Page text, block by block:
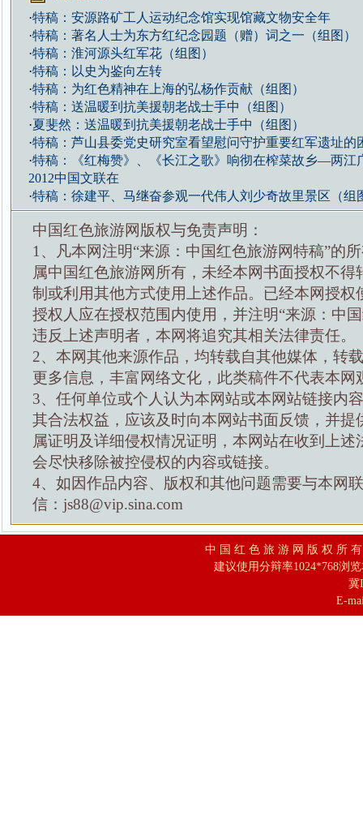
·特稿：安源路矿工人运动纪念馆实现馆藏文物安全年
·特稿：著名人士为东方红纪念园题（赠）词之一（组图）
·特稿：淮河源头红军花（组图）
·特稿：以史为鉴向左转
·特稿：为红色精神在上海的弘杨作贡献（组图）
·特稿：送温暖到抗美援朝老战士手中（组图）
·夏斐然：送温暖到抗美援朝老战士手中（组图）
·特稿：芦山县委党史研究室看望慰问守护重要红军遗址的
·特稿：《红梅赞》、《长江之歌》响彻在榨菜故乡—两江
2012中国文联在
·特稿：徐建平、马继奋参观一代伟人刘少奇故里景区（组
中国红色旅游网版权与免责声明：
1、凡本网注明“来源：中国红色旅游网特稿”的
属中国红色旅游网所有，未经本网书面授权不得
制或利用其他方式使用上述作品。已经本网授权
授权人应在授权范围内使用，并注明“来源：中
违反上述声明者，本网将追究其相关法律责任。
2、本网其他来源作品，均转载自其他媒体，转
更多信息，丰富网络文化，此类稿件不代表本网
3、任何单位或个人认为本网站或本网站链接内
其合法权益，应该及时向本网站书面反馈，并提
属证明及详细侵权情况证明，本网站在收到上述
会尽快移除被控侵权的内容或链接。
4、如因作品内容、版权和其他问题需要与本网
信：js88@vip.sina.com
中 国 红 色 旅 游 网 版 权 所
建议使用分辩率1024*768浏
冀
E-